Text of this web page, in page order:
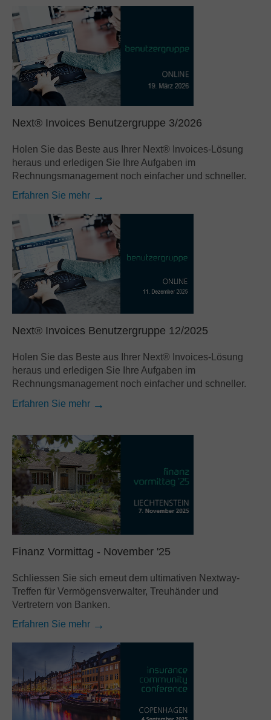
Next® Invoices Benutzergruppe 3/2026
Holen Sie das Beste aus Ihrer Next® Invoices-Lösung
heraus und erledigen Sie Ihre Aufgaben im
Rechnungsmanagement noch einfacher und schneller.
Erfahren Sie mehr
Next® Invoices Benutzergruppe 12/2025
Holen Sie das Beste aus Ihrer Next® Invoices-Lösung
heraus und erledigen Sie Ihre Aufgaben im
Rechnungsmanagement noch einfacher und schneller.
Erfahren Sie mehr
Finanz Vormittag - November '25
Schliessen Sie sich erneut dem ultimativen Nextway-
Treffen für Vermögensverwalter, Treuhänder und
Vertretern von Banken.
Erfahren Sie mehr